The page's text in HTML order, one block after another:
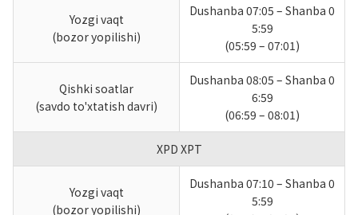
Yozgi vaqt
(bozor yopilishi)
Dushanba 07:05 – Shanba 0
5:59
(05:59 – 07:01)
Qishki soatlar
(savdo to'xtatish davri)
Dushanba 08:05 – Shanba 0
6:59
(06:59 – 08:01)
XPD XPT
Yozgi vaqt
(bozor yopilishi)
Dushanba 07:10 – Shanba 0
5:59